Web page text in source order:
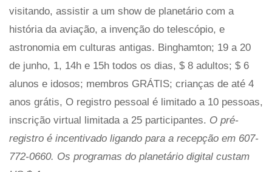
visitando, assistir a um show de planetário com a
história da aviação, a invenção do telescópio, e
astronomia em culturas antigas. Binghamton; 19 a 20
de junho, 1, 14h e 15h todos os dias, $ 8 adultos; $ 6
alunos e idosos; membros GRÁTIS; crianças de até 4
anos grátis, O registro pessoal é limitado a 10 pessoas,
inscrição virtual limitada a 25 participantes. O pré-
registro é incentivado ligando para a recepção em 607-
772-0660. Os programas do planetário digital custam